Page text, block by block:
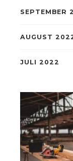
SEPTEMBER
AUGUST
JULI 2022